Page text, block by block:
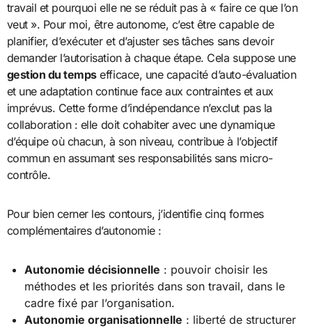
travail et pourquoi elle ne se réduit pas à « faire ce que l’on
veut ». Pour moi, être autonome, c’est être capable de
planifier, d’exécuter et d’ajuster ses tâches sans devoir
demander l’autorisation à chaque étape. Cela suppose une
gestion du tempsefficace, une capacité d’auto-évaluation
et une adaptation continue face aux contraintes et aux
imprévus. Cette forme d’indépendance n’exclut pas la
collaboration : elle doit cohabiter avec une dynamique
d’équipe où chacun, à son niveau, contribue à l’objectif
commun en assumant ses responsabilités sans micro-
contrôle.
Pour bien cerner les contours, j’identifie cinq formes
complémentaires d’autonomie :
Autonomie décisionnelle : pouvoir choisir les
méthodes et les priorités dans son travail, dans le
cadre fixé par l’organisation.
Autonomie organisationnelle : liberté de structurer